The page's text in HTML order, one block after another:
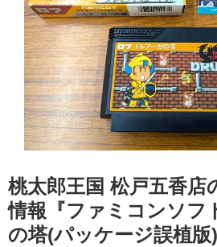
桃太郎王国 松戸五香店
情報『ファミコンソ
の塔(パッケージ誤植版)